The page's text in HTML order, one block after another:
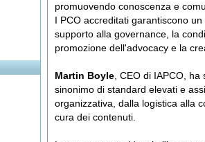
promuovendo conoscenza e
I PCO accreditati garantiscono
supporto alla governance, la
promozione dell'advocacy e la
Martin Boyle , CEO di IAPCO,
sinonimo di standard elevati e
organizzativa, dalla logistica alla
cura dei contenuti.